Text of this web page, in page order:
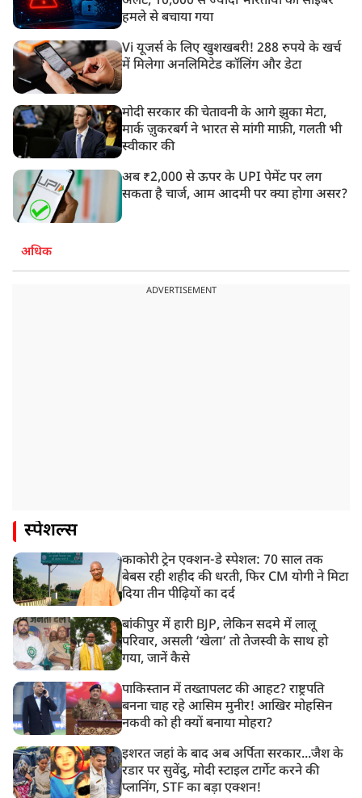
हमले से बचाया गया
Vi यूजर्स के लिए खुशखबरी! 288 रुपये के खर्च
में मिलेगा अनलिमिटेड कॉलिंग और डेटा
मोदी सरकार की चेतावनी के आगे झुका मेटा,
मार्क ज़ुकरबर्ग ने भारत से मांगी माफ़ी, गलती भी
स्वीकार की
अब ₹2,000 से ऊपर के UPI पेमेंट पर लग
सकता है चार्ज, आम आदमी पर क्या होगा असर?
अधिक
ADVERTISEMENT
स्पेशल्स
काकोरी ट्रेन एक्शन-डे स्पेशल: 70 साल तक
बेबस रही शहीद की धरती, फिर CM योगी ने मिटा
दिया तीन पीढ़ियों का दर्द
बांकीपुर में हारी BJP, लेकिन सदमे में लालू
परिवार, असली ‘खेला’ तो तेजस्वी के साथ हो
गया, जानें कैसे
पाकिस्तान में तख्तापलट की आहट? राष्ट्रपति
बनना चाह रहे आसिम मुनीर! आखिर मोहसिन
नकवी को ही क्यों बनाया मोहरा?
इशरत जहां के बाद अब अर्पिता सरकार...जैश के
रडार पर सुवेंदु, मोदी स्टाइल टार्गेट करने की
प्लानिंग, STF का बड़ा एक्शन!